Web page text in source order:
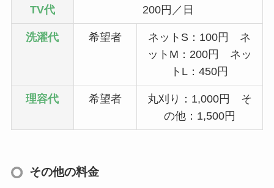
TV代 200円／日
洗濯代 希望者
ネットS：100円 ネ
ットM：200円 ネッ
トL：450円
理容代 希望者
丸刈り：1,000円 そ
の他：1,500円
その他の料金